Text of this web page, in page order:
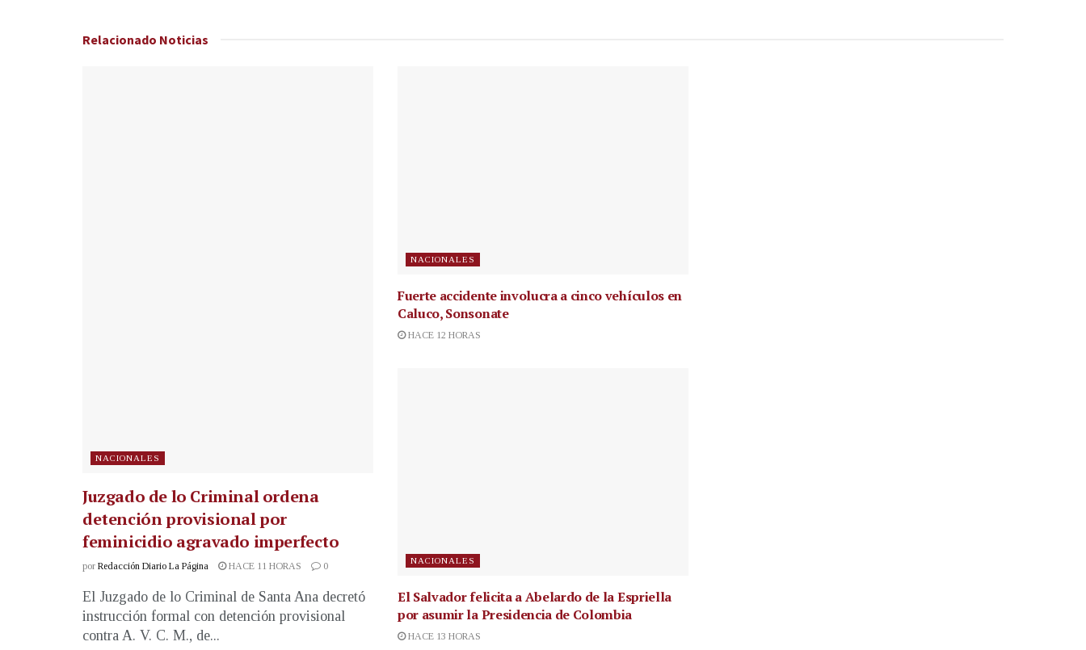
Relacionado Noticias
NACIONALES
Juzgado de lo Criminal ordena
detención provisional por
feminicidio agravado imperfecto
por Redacción Diario La Página HACE 11 HORAS 0
El Juzgado de lo Criminal de Santa Ana decretó
instrucción formal con detención provisional
contra A. V. C. M., de...
NACIONALES
Fuerte accidente involucra a cinco vehículos en
Caluco, Sonsonate
HACE 12 HORAS
NACIONALES
El Salvador felicita a Abelardo de la Espriella
por asumir la Presidencia de Colombia
HACE 13 HORAS